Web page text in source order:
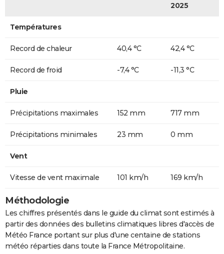
2025
Températures
Record de chaleur 40,4 °C 42,4 °C
Record de froid -7,4 °C -11,3 °C
Pluie
Précipitations maximales 152 mm 717 mm
Précipitations minimales 23 mm 0 mm
Vent
Vitesse de vent maximale 101 km/h 169 km/h
Méthodologie
Les chiffres présentés dans le guide du climat sont estimés à
partir des données des bulletins climatiques libres d'accès de
Météo France portant sur plus d'une centaine de stations
météo réparties dans toute la France Métropolitaine.